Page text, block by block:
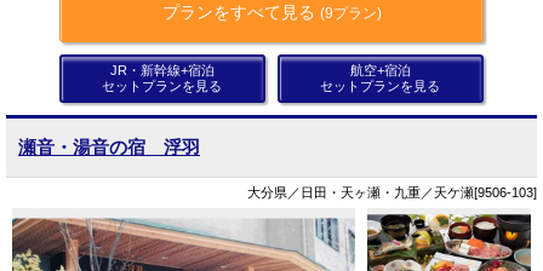
プランをすべて見る (9プラン)
JR・新幹線+宿泊
セットプランを見る
航空+宿泊
セットプランを見る
瀬音・湯音の宿 浮羽
大分県／日田・天ヶ瀬・九重／天ケ瀬[9506-103]